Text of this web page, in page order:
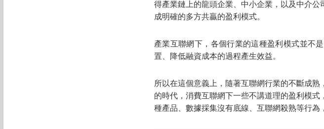
得產業鏈上的龍頭企業、中小企業，以及中介
成明確的多方共贏的盈利模式。
產業互聯網下，各個行業的這種盈利模式並不
置、降低融資成本的過程產生效益。
所以在這個意義上，隨著互聯網行業的不斷成
的時代，消費互聯網下一些不講道理的盈利模
種產品、數據採集沒有底線、互聯網殺熟等行為